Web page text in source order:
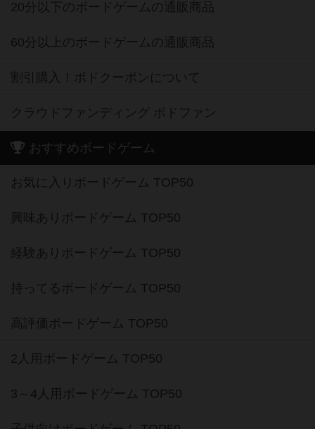
20分以下のボードゲームの通販商品
60分以上のボードゲームの通販商品
割引購入！ボドクーポンについて
クラウドファンディング ボドファン
おすすめボードゲーム
お気に入りボードゲーム TOP50
興味ありボードゲーム TOP50
経験ありボードゲーム TOP50
持ってるボードゲーム TOP50
高評価ボードゲーム TOP50
2人用ボードゲーム TOP50
3～4人用ボードゲーム TOP50